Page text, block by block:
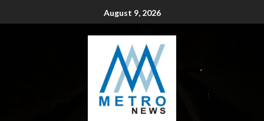
August 9, 2026